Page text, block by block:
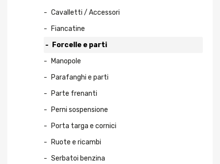
Cavalletti / Accessori
Fiancatine
Forcelle e parti
Manopole
Parafanghi e parti
Parte frenanti
Perni sospensione
Porta targa e cornici
Ruote e ricambi
Serbatoi benzina